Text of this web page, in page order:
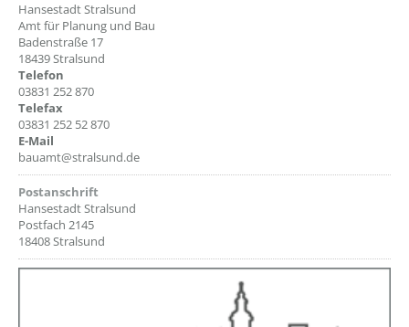
Hansestadt Stralsund
Amt für Planung und Bau
Badenstraße 17
18439 Stralsund
Telefon
03831 252 870
Telefax
03831 252 52 870
E-Mail
bauamt@stralsund.de
Postanschrift
Hansestadt Stralsund
Postfach 2145
18408 Stralsund